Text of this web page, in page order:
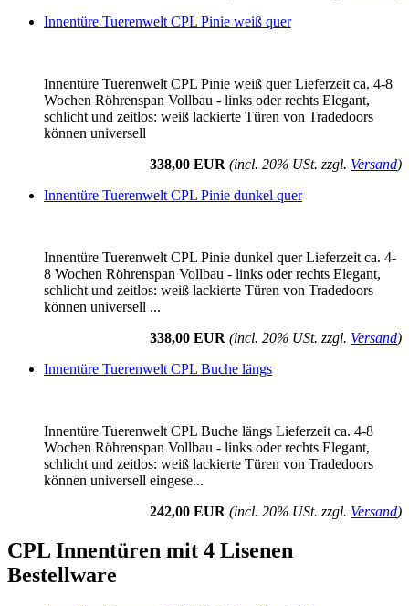
Innentüre Tuerenwelt CPL Pinie weiß quer
Innentüre Tuerenwelt CPL Pinie weiß quer Lieferzeit ca. 4-8
Wochen Röhrenspan Vollbau - links oder rechts Elegant,
schlicht und zeitlos: weiß lackierte Türen von Tradedoors
können universell
338,00 EUR (incl. 20% USt. zzgl. Versand)
Innentüre Tuerenwelt CPL Pinie dunkel quer
Innentüre Tuerenwelt CPL Pinie dunkel quer Lieferzeit ca. 4-
8 Wochen Röhrenspan Vollbau - links oder rechts Elegant,
schlicht und zeitlos: weiß lackierte Türen von Tradedoors
können universell ...
338,00 EUR (incl. 20% USt. zzgl. Versand)
Innentüre Tuerenwelt CPL Buche längs
Innentüre Tuerenwelt CPL Buche längs Lieferzeit ca. 4-8
Wochen Röhrenspan Vollbau - links oder rechts Elegant,
schlicht und zeitlos: weiß lackierte Türen von Tradedoors
können universell eingese...
242,00 EUR (incl. 20% USt. zzgl. Versand)
CPL Innentüren mit 4 Lisenen
Bestellware